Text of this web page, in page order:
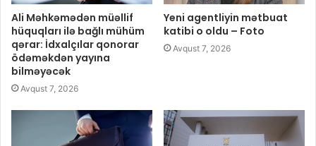
Ali Məhkəmədən müəllif
hüquqları ilə bağlı mühüm
qərar: İdxalçılar qonorar
ödəməkdən yayına
bilməyəcək
Avqust 7, 2026
Yeni agentliyin mətbuat
katibi o oldu – Foto
Avqust 7, 2026